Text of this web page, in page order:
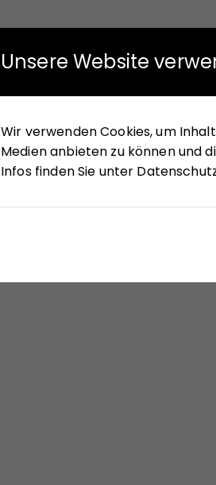
Unsere Website
Wir verwenden Cookies, um
Medien anbieten zu können und
Infos finden Sie unter